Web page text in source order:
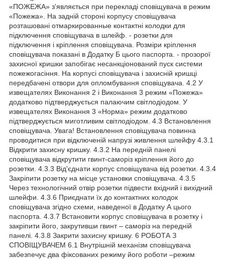
«ПОЖЕЖА» з'являється при перекладі сповіщувача в режим
«Пожежа». На задній стороні корпусу сповіщувача
розташовані отмаркированные контактні колодки для
підключення сповіщувача в шлейф. - розетки для
підключення і кріплення сповіщувача. Розміри кріплення
сповіщувача показані в Додатку Б цього паспорта. - прозорої
захисної кришки запобігає несанкціонований пуск системи
пожежогасіння. На корпусі сповіщувача і захисній кришці
передбачені отвори для опломбування сповіщувача. 4.2 У
извещателях Виконання 2 і Виконання 3 режим «Пожежа»
додатково підтверджується палаючим світлодіодом. У
извещателях Виконання 3 «Норма» режим додатково
підтверджується миготливим світлодіодом. 4.3 Встановлення
сповіщувача. Увага! Встановлення сповіщувача повинна
проводитися при відключеній напрузі живлення шлейфу 4.3.1
Відкрити захисну кришку. 4.3.2 На передній панелі
сповіщувача відкрутити гвинт-саморіз кріплення його до
розетки. 4.3.3 Від'єднати корпус сповіщувача від розетки. 4.3.4
Закріпити розетку на місце установки сповіщувача. 4.3.5
Через технологічний отвір розетки підвести вхідний і вихідний
шлейфи. 4.3.6 Приєднати їх до контактних колодок
сповіщувача згідно схеми, наведеної в Додатку А цього
паспорта. 4.3.7 Встановити корпус сповіщувача в розетку і
закріпити його, закрутивши гвинт – саморіз на передній
панелі. 4.3.8 Закрити захисну кришку. 6 РОБОТА З
СПОВІЩУВАЧЕМ 6.1 Внутрішній механізм сповіщувача
забезпечує два фіксованих режиму його роботи –режим